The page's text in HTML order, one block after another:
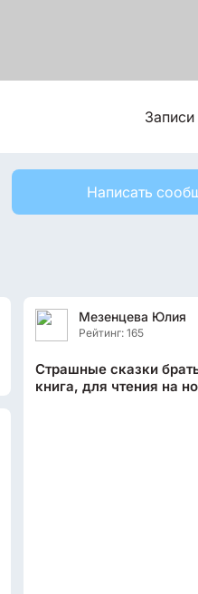
Записи
Написать
Мезенцева Юлия
Рейтинг: 165
Страшные сказки
книга, для чтения на